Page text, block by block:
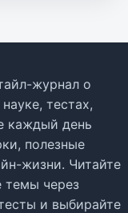
журнал о
тестах,
каждый день
полезные
жизни. Читайте
темы через
и выбирайте